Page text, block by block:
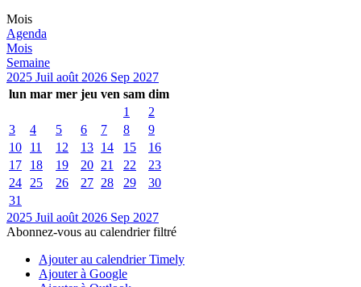
Mois
Agenda
Mois
Semaine
2025 Juil août 2026 Sep 2027
lun mar mer jeu ven sam dim
1
2
3
4 5 6 7 8
9
10
11 12 13 14 15
16
17
18 19 20 21 22
23
24
25 26 27 28 29
30
31
2025 Juil août 2026 Sep 2027
Abonnez-vous au calendrier filtré
Ajouter au calendrier Timely
Ajouter à Google